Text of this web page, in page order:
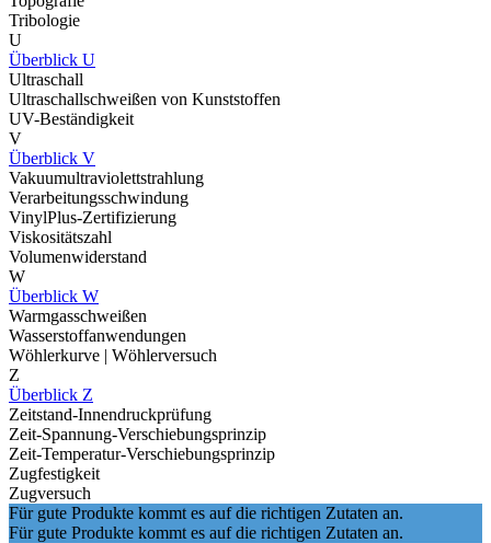
Tribologie
U
Überblick U
Ultraschall
Ultraschallschweißen von Kunststoffen
UV-Beständigkeit
V
Überblick V
Vakuumultraviolettstrahlung
Verarbeitungsschwindung
VinylPlus-Zertifizierung
Viskositätszahl
Volumenwiderstand
W
Überblick W
Warmgasschweißen
Wasserstoffanwendungen
Wöhlerkurve | Wöhlerversuch
Z
Überblick Z
Zeitstand-Innendruckprüfung
Zeit-Spannung-Verschiebungsprinzip
Zeit-Temperatur-Verschiebungsprinzip
Zugfestigkeit
Zugversuch
Für gute Produkte kommt es auf die richtigen Zutaten an.
Für gute Produkte kommt es auf die richtigen Zutaten an.